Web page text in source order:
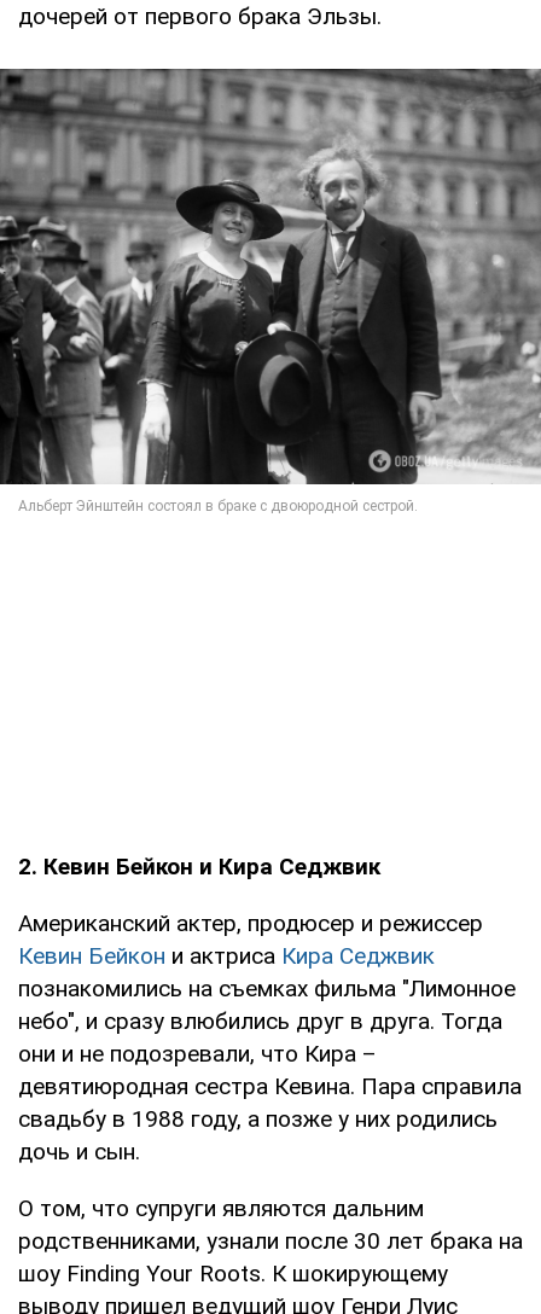
дочерей от первого брака Эльзы.
2. Кевин Бейкон и Кира Седжвик
Американский актер, продюсер и режиссер
Кевин Бейкон и актриса Кира Седжвик
познакомились на съемках фильма "Лимонное
небо", и сразу влюбились друг в друга. Тогда
они и не подозревали, что Кира –
девятиюродная сестра Кевина. Пара справила
свадьбу в 1988 году, а позже у них родились
дочь и сын.
О том, что супруги являются дальним
родственниками, узнали после 30 лет брака на
шоу Finding Your Roots. К шокирующему
выводу пришел ведущий шоу Генри Луис